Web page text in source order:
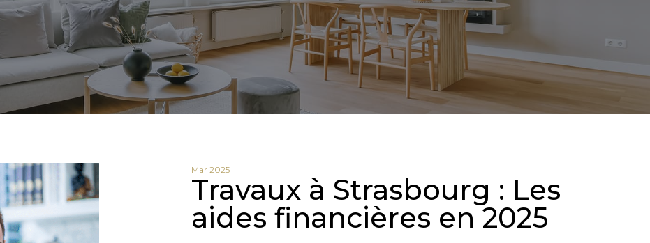
Mar 2025
Travaux à Strasbourg : Les
aides financières en 2025